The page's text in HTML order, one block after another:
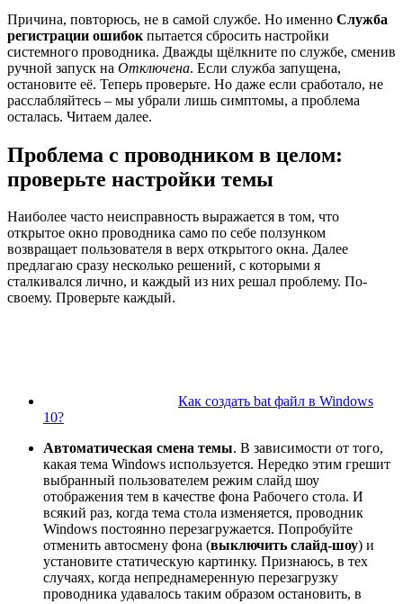
Причина, повторюсь, не в самой службе. Но именно Служба
регистрации ошибок пытается сбросить настройки
системного проводника. Дважды щёлкните по службе, сменив
ручной запуск на Отключена. Если служба запущена,
остановите её. Теперь проверьте. Но даже если сработало, не
расслабляйтесь – мы убрали лишь симптомы, а проблема
осталась. Читаем далее.
Проблема с проводником в целом:
проверьте настройки темы
Наиболее часто неисправность выражается в том, что
открытое окно проводника само по себе ползунком
возвращает пользователя в верх открытого окна. Далее
предлагаю сразу несколько решений, с которыми я
сталкивался лично, и каждый из них решал проблему. По-
своему. Проверьте каждый.
Как создать bat файл в Windows
10?
Автоматическая смена темы. В зависимости от того,
какая тема Windows используется. Нередко этим грешит
выбранный пользователем режим слайд шоу
отображения тем в качестве фона Рабочего стола. И
всякий раз, когда тема стола изменяется, проводник
Windows постоянно перезагружается. Попробуйте
отменить автосмену фона (выключить слайд-шоу) и
установите статическую картинку. Признаюсь, в тех
случаях, когда непреднамеренную перезагрузку
проводника удавалось таким образом остановить, в